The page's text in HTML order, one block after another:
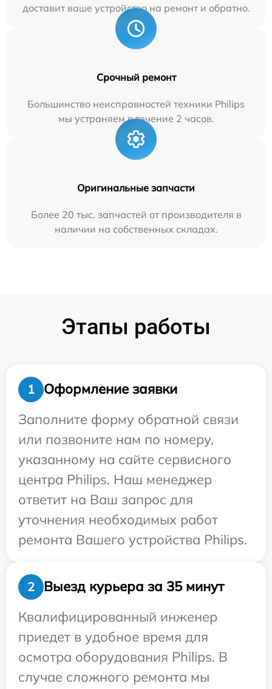
доставит ваше устройство на ремонт и обратно.
Срочный ремонт
Большинство неисправностей техники Philips
мы устраняем в течение 2 часов.
Оригинальные запчасти
Более 20 тыс. запчастей от производителя в
наличии на собственных складах.
Этапы работы
1
Оформление заявки
Заполните форму обратной связи
или позвоните нам по номеру,
указанному на сайте сервисного
центра Philips. Наш менеджер
ответит на Ваш запрос для
уточнения необходимых работ
ремонта Вашего устройства Philips.
2
Выезд курьера за 35 минут
Квалифицированный инженер
приедет в удобное время для
осмотра оборудования Philips. В
случае сложного ремонта мы